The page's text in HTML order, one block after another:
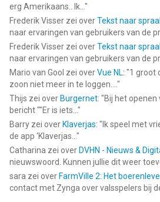
erg Amerikaans.. Ik... "
Frederik Visser zei overTekst naar
naar ervaringen van gebruikers van de
Frederik Visser zei overTekst naar
naar ervaringen van gebruikers van de
Mario van Gool zei overVue NL: "1 groot
zoon niet meer in te loggen.... "
Thijs zei over Burgernet: "Bij het
bericht ""Er is iets... "
Barry zei over Klaverjas: " Ik speel met
de app ‘Klaverjas... "
Catharina zei over DVHN - Nieuws &
nieuwswoord. Kunnen jullie dit weer
sara zei over FarmVille 2: Het
contact met Zynga over valsspelers bij